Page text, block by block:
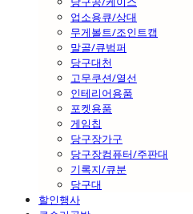
업소용큐/상대
무게볼트/조인트캡
말골/큐범퍼
당구대천
고무쿠션/열선
인테리어용품
포켓용품
게임칩
당구장가구
당구장컴퓨터/주판대
기록지/큐분
당구대
할인행사